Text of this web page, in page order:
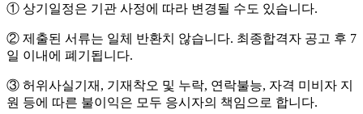
① 상기일정은 기관 사정에 따라 변경될 수도 있습니다.
② 제출된 서류는 일체 반환치 않습니다. 최종합격자 공고 후 7
일 이내에 폐기됩니다.
③ 허위사실기재 , 기재착오 및 누락, 연락불능, 자격 미비자 지
원 등에 따른 불이익은 모두 응시자의 책임으로 합니다.